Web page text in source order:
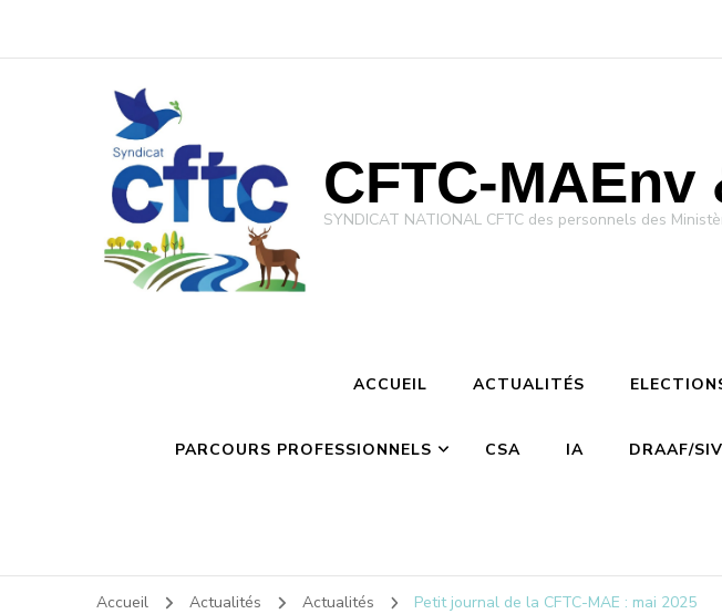
CFTC-MAEnv
SYNDICAT NATIONAL CFTC des personnels des
ACCUEIL ACTUALITÉS
PARCOURS PROFESSIONNELS CSA IA DRAAF/
Accueil Actualités Actualités Petit journal de la CFTC-MAE : mai 2025